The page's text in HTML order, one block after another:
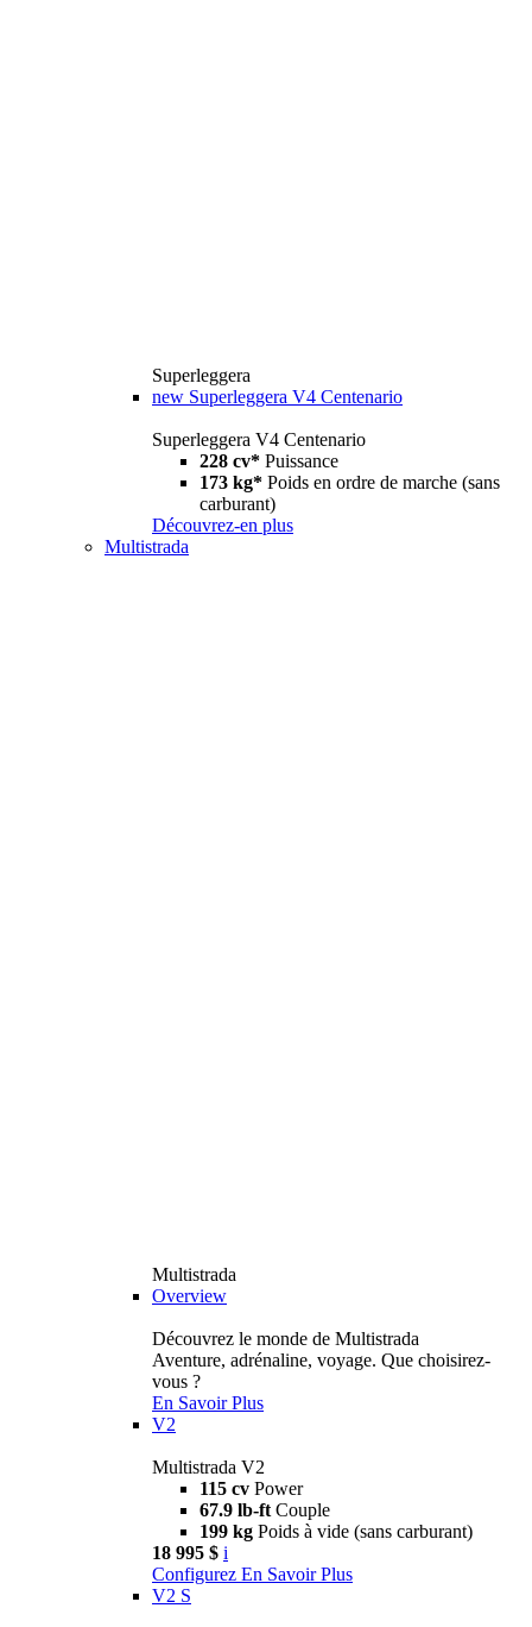
Superleggera
new Superleggera V4 Centenario
Superleggera V4 Centenario
228 cv* Puissance
173 kg* Poids en ordre de marche (sans
carburant)
Découvrez-en plus
Multistrada
Multistrada
Overview
Découvrez le monde de Multistrada
Aventure, adrénaline, voyage. Que choisirez-
vous ?
En Savoir Plus
V2
Multistrada V2
115 cv Power
67.9 lb-ft Couple
199 kg Poids à vide (sans carburant)
18 995 $ i
Configurez En Savoir Plus
V2 S